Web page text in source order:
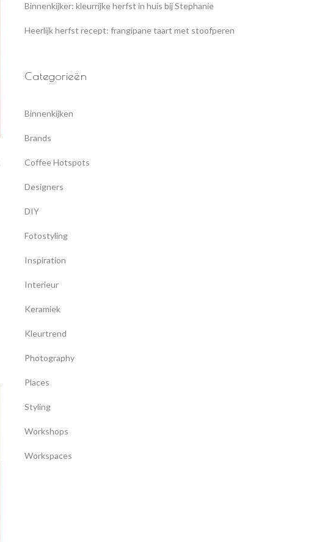
Binnenkijker: kleurrijke herfst in huis bij Stephanie
Heerlijk herfst recept: frangipane taart met stoofperen
Categorieën
Binnenkijken
Brands
Coffee Hotspots
Designers
DIY
Fotostyling
Inspiration
Interieur
Keramiek
Kleurtrend
Photography
Places
Styling
Workshops
Workspaces